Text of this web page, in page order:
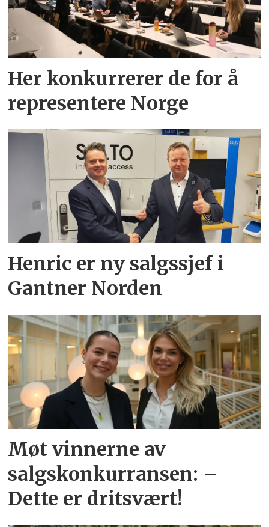
Her konkurrerer de for å
representere Norge
Henric er ny salgssjef i
Gantner Norden
Møt vinnerne av
salgskonkurransen: –
Dette er dritsvært!